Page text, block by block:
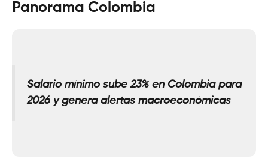
Panorama Colombia
Salario mínimo sube 23% en Colombia para
2026 y genera alertas macroeconómicas